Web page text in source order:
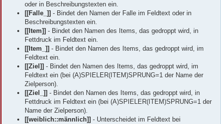
oder in Beschreibungstexten ein.
[[Falle_]] - Bindet den Namen der Falle im Feldtext oder in
Beschreibungstexten ein.
[[Item]] - Bindet den Namen des Items, das gedroppt wird, in
Fettdruck im Feldtext ein.
[[Item_]] - Bindet den Namen des Items, das gedroppt wird, im
Feldtext ein.
[[Ziel]] - Bindet den Namen des Items, das gedroppt wird, im
Feldtext ein (bei (A)SPIELER(ITEM)SPRUNG=1 der Name der
Zielperson).
[[Ziel_]] - Bindet den Namen des Items, das gedroppt wird, in
Fettdruck im Feldtext ein (bei (A)SPIELER(ITEM)SPRUNG=1 der
Name der Zielperson).
[[weiblich::männlich]] - Unterscheidet im Feldtext bei